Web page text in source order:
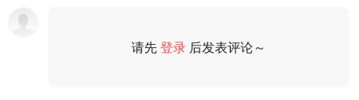
请先登录 后发表评论～